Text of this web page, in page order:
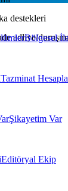
destekleri
adliye/
Bölgesel
Tazminat
Şikayetim Var
Editöryal Ekip